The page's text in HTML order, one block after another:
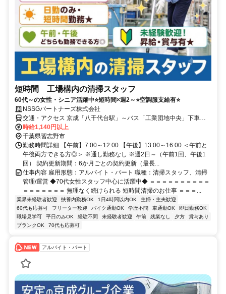
短時間 工場構内の清掃スタッフ
60代～の女性・シニア活躍中⭐短時間×週2～⭐空調服支給有⭐
NSSGパートナーズ株式会社
交通・アクセス 京成「八千代台駅」～バス「工業団地中央」下車す
ぐ／車・バイク通勤OK
時給1,140円以上
千葉県習志野市
勤務時間詳細 【午前】7:00～12:00 【午後】13:00～16:00 ＜午前と
午後両方できる方◎＞ ※通し勤務なし ※週2日～（午前1回、午後1
回） 契約更新期間：6か月ごとの契約更新（最長...
仕事内容 雇用形態：アルバイト・パート 職種：清掃スタッフ、清掃
管理/運営 ◆70代女性スタッフ中心に活躍中◆ ＝＝＝＝＝＝＝＝＝＝
＝＝＝＝＝＝＝ 無理なく続けられる 短時間清掃のお仕事 ＝＝＝...
業界未経験者歓迎 扶養内勤務OK 1日4時間以内OK
主婦・主夫歓迎
60代も応募可
フリーター歓迎 バイク通勤OK 学歴不問 車通勤OK
即日勤務OK
職場見学可
平日のみOK 経験不問 未経験者歓迎 午前 残業なし 夕方
賞与あり
ブランクOK
70代も応募可
アルバイト・パート